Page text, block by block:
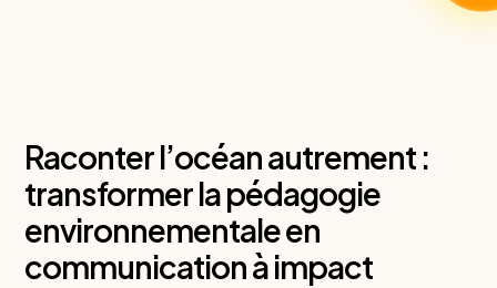
Raconter l’océan autrement :
transformer la pédagogie
environnementale en
communication à impact